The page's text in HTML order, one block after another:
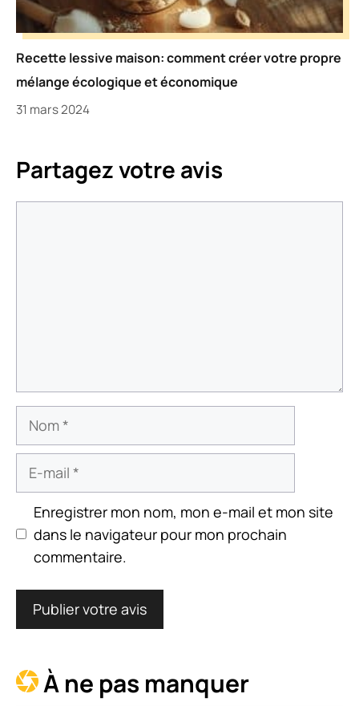
Recette lessive maison: comment créer votre propre
mélange écologique et économique
31 mars 2024
Partagez votre avis
Nom
Enregistrer mon nom, mon e-mail et mon site
dans le navigateur pour mon prochain
commentaire.
À ne pas manquer